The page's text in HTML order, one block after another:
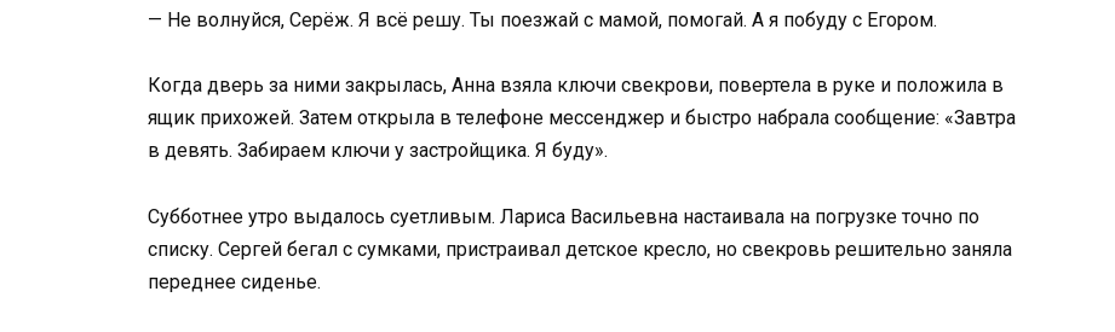
— Не волнуйся, Серёж. Я всё решу. Ты поезжай с мамой, помогай. А я побуду с Егором.
Когда дверь за ними закрылась, Анна взяла ключи свекрови, повертела в руке и положила в
ящик прихожей. Затем открыла в телефоне мессенджер и быстро набрала сообщение: «Завтра
в девять. Забираем ключи у застройщика. Я буду».
Субботнее утро выдалось суетливым. Лариса Васильевна настаивала на погрузке точно по
списку. Сергей бегал с сумками, пристраивал детское кресло, но свекровь решительно заняла
переднее сиденье.